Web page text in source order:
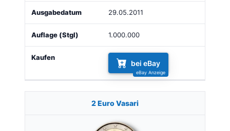
29.05.2011
1.000.000
bei eBay
2 Euro Vasari